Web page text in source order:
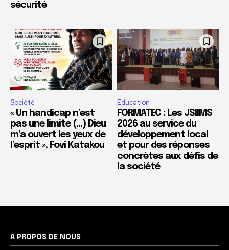
sécurité
Société
« Un handicap n’est
pas une limite (…) Dieu
m’a ouvert les yeux de
l’esprit », Fovi Katakou
Education
FORMATEC : Les JSIIMS
2026 au service du
développement local
et pour des réponses
concrètes aux défis de
la société
A PROPOS DE NOUS